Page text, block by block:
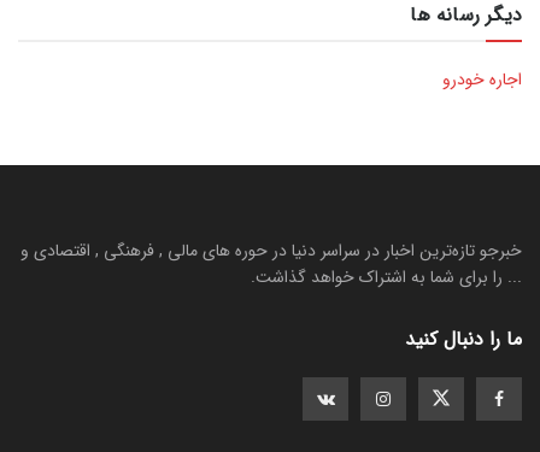
دیگر رسانه ها
اجاره خودرو
خبرجو تازه‌ترین اخبار در سراسر دنیا در حوره های مالی , فرهنگی , اقتصادی و
... را برای شما به اشتراک خواهد گذاشت.
ما را دنبال کنید